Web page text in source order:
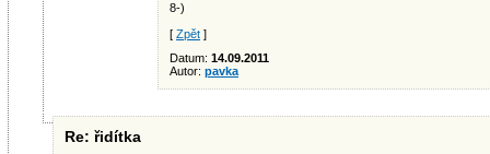
8-)
[ Zpět ]
Datum: 14.09.2011
Autor: pavka
Re: řidítka